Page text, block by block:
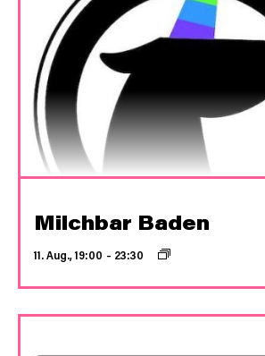
Milchbar Baden
11. Aug., 19:00 – 23:30